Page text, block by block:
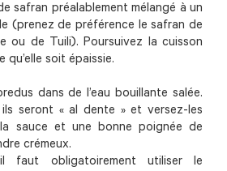
safran préalablement mélangé à un
(prenez de préférence le safran de
ou de Tuili). Poursuivez la cuisson
qu’elle soit épaissie.
dans de l’eau bouillante salée.
seront « al dente » et versez-les
sauce et une bonne poignée de
crémeux.
faut obligatoirement utiliser le